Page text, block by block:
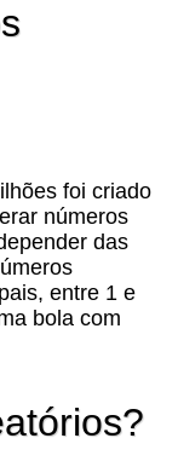
foi criado
números
das
entre 1 e
bola com